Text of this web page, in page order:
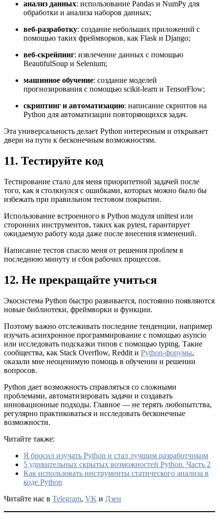
анализ данных: использование Pandas и NumPy для
обработки и анализа наборов данных;
веб-разработку: создание небольших приложений с
помощью таких фреймворков, как Flask и Django;
веб-скрейпинг: извлечение данных с помощью
BeautifulSoup и Selenium;
машинное обучение: создание моделей
прогнозирования с помощью scikit-learn и TensorFlow;
скриптинг и автоматизацию: написание скриптов на
Python для автоматизации повторяющихся задач.
Эта универсальность делает Python интересным и открывает
двери на пути к бесконечным возможностям.
11. Тестируйте код
Тестирование стало для меня приоритетной задачей после
того, как я столкнулся с ошибками, которых можно было бы
избежать при правильном тестовом покрытии.
Использование встроенного в Python модуля unittest или
сторонних инструментов, таких как pytest, гарантирует
ожидаемую работу кода даже после внесения изменений.
Написание тестов спасло меня от решения проблем в
последнюю минуту и сбоя рабочих процессов.
12. Не прекращайте учиться
Экосистема Python быстро развивается, постоянно появляются
новые библиотеки, фреймворки и функции.
Поэтому важно отслеживать последние тенденции, например
изучать асинхронное программирование с помощью asyncio
или исследовать подсказки типов с помощью typing. Такие
сообщества, как Stack Overflow, Reddit и Python-форумы,
оказали мне неоценимую помощь в обучении и решении
вопросов.
Python дает возможность справляться со сложными
проблемами, автоматизировать задачи и создавать
инновационные подходы. Главное — не терять любопытства,
регулярно практиковаться и исследовать бесконечные
возможности.
Читайте также:
Я бросил изучать Python и стал лучшим разработчиком
5 удивительных скрытых возможностей Python. Часть 2
Как использовать инструменты статического анализа в
коде Python
Читайте нас в Telegram, VK и Дзен